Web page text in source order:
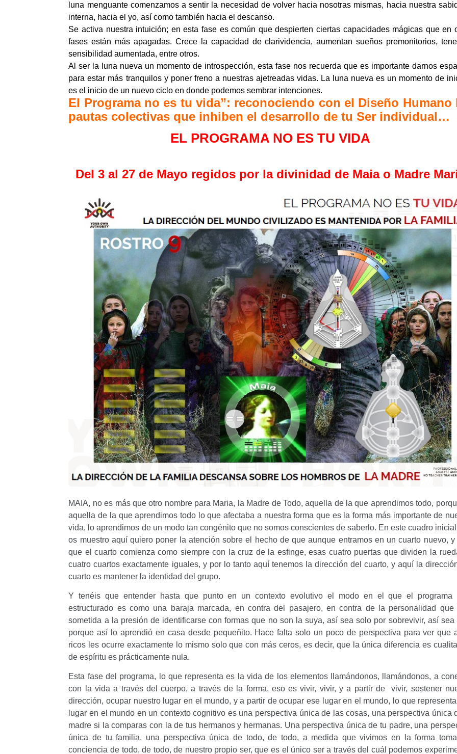
luna menguante comenzamos a sentir la necesidad de volver hacia nosotras mismas, hacia nuestra
interna, hacia el yo, así como también hacia el descanso.
Se activa nuestra intuición; en esta fase es común que despierten ciertas capacidades mágicas que en
fases están más apagadas. Crece la capacidad de clarividencia, aumentan sueños premonitorios,
sensibilidad aumentada, entre otros.
Al ser la luna nueva un momento de introspección, esta fase nos recuerda que es importante darnos
para estar más tranquilos y poner freno a nuestras ajetreadas vidas. La luna nueva es un momento de
es el inicio de un nuevo ciclo en donde podemos sembrar intenciones.
El Programa no es tu vida”: reconociendo con el Diseño Humano
pautas colectivas que inhiben el desarrollo de tu Ser individual…
EL PROGRAMA NO ES TU VIDA
Del 3 al 27 de Mayo regidos por la divinidad de Maia o Madre
MAIA, no es más que otro nombre para Maria, la Madre de Todo, aquella de la que aprendimos todo,
aquella de la que aprendimos todo lo que afectaba a nuestra forma que es la forma más importante de
vida, lo aprendimos de un modo tan congénito que no somos conscientes de saberlo. En este cuadro
os muestro aquí quiero poner la atención sobre el hecho de que aunque entramos en un cuarto nuevo, y
que el cuarto comienza como siempre con la cruz de la esfinge, esas cuatro puertas que dividen la
cuatro cuartos exactamente iguales, y por lo tanto aquí tenemos la dirección del cuarto, y aquí la
cuarto es mantener la identidad del grupo.
Y tenéis que entender hasta que punto en un contexto evolutivo el modo en el que el programa
estructurado es como una baraja marcada, en contra del pasajero, en contra de la personalidad que
sometida a la presión de identificarse con formas que no son la suya, así sea solo por sobrevivir, así sea
porque así lo aprendió en casa desde pequeñito. Hace falta solo un poco de perspectiva para ver que
ricos les ocurre exactamente lo mismo solo que con más ceros, es decir, que la única diferencia es
de espíritu es prácticamente nula.
Esta fase del programa, lo que representa es la vida de los elementos llamándonos, llamándonos, a
con la vida a través del cuerpo, a través de la forma, eso es vivir, vivir, y a partir de vivir, sostener
dirección, ocupar nuestro lugar en el mundo, y a partir de ocupar ese lugar en el mundo, lo que
lugar en el mundo en un contexto cognitivo es una perspectiva única de las cosas, una perspectiva única
madre si la comparas con la de tus hermanos y hermanas. Una perspectiva única de tu padre, una
única de tu familia, una perspectiva única de todo, de todo, a medida que vivimos en la forma
conciencia de todo, de todo, de nuestro propio ser, que es el único ser a través del cuál podemos